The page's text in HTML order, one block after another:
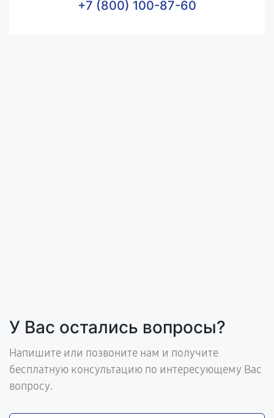
+7 (800) 100-87-60
У Вас остались вопросы?
Напишите или позвоните нам и получите
бесплатную консультацию по интересующему Вас
вопросу.